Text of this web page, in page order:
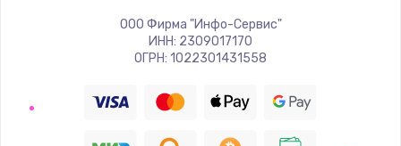
ООО Фирма "Инфо-Сервис"
ИНН: 2309017170
ОГРН: 1022301431558